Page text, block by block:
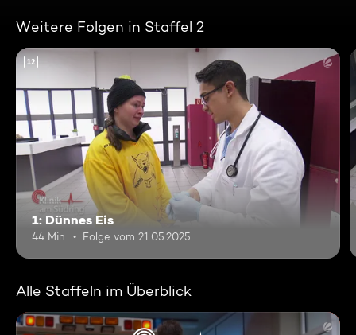
Weitere Folgen in Staffel 2
12
1: Dünnes Eis
44 Min. Folge vom 21.05.2025
Alle Staffeln im Überblick